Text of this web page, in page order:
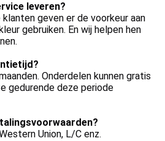
leveren?
geven er de voorkeur aan
gebruiken. En wij helpen hen
Onderdelen kunnen gratis
gedurende deze periode
Union, L/C enz.